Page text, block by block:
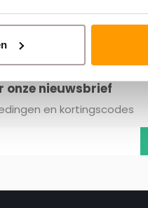
onze nieuwsbrief
en kortingscodes